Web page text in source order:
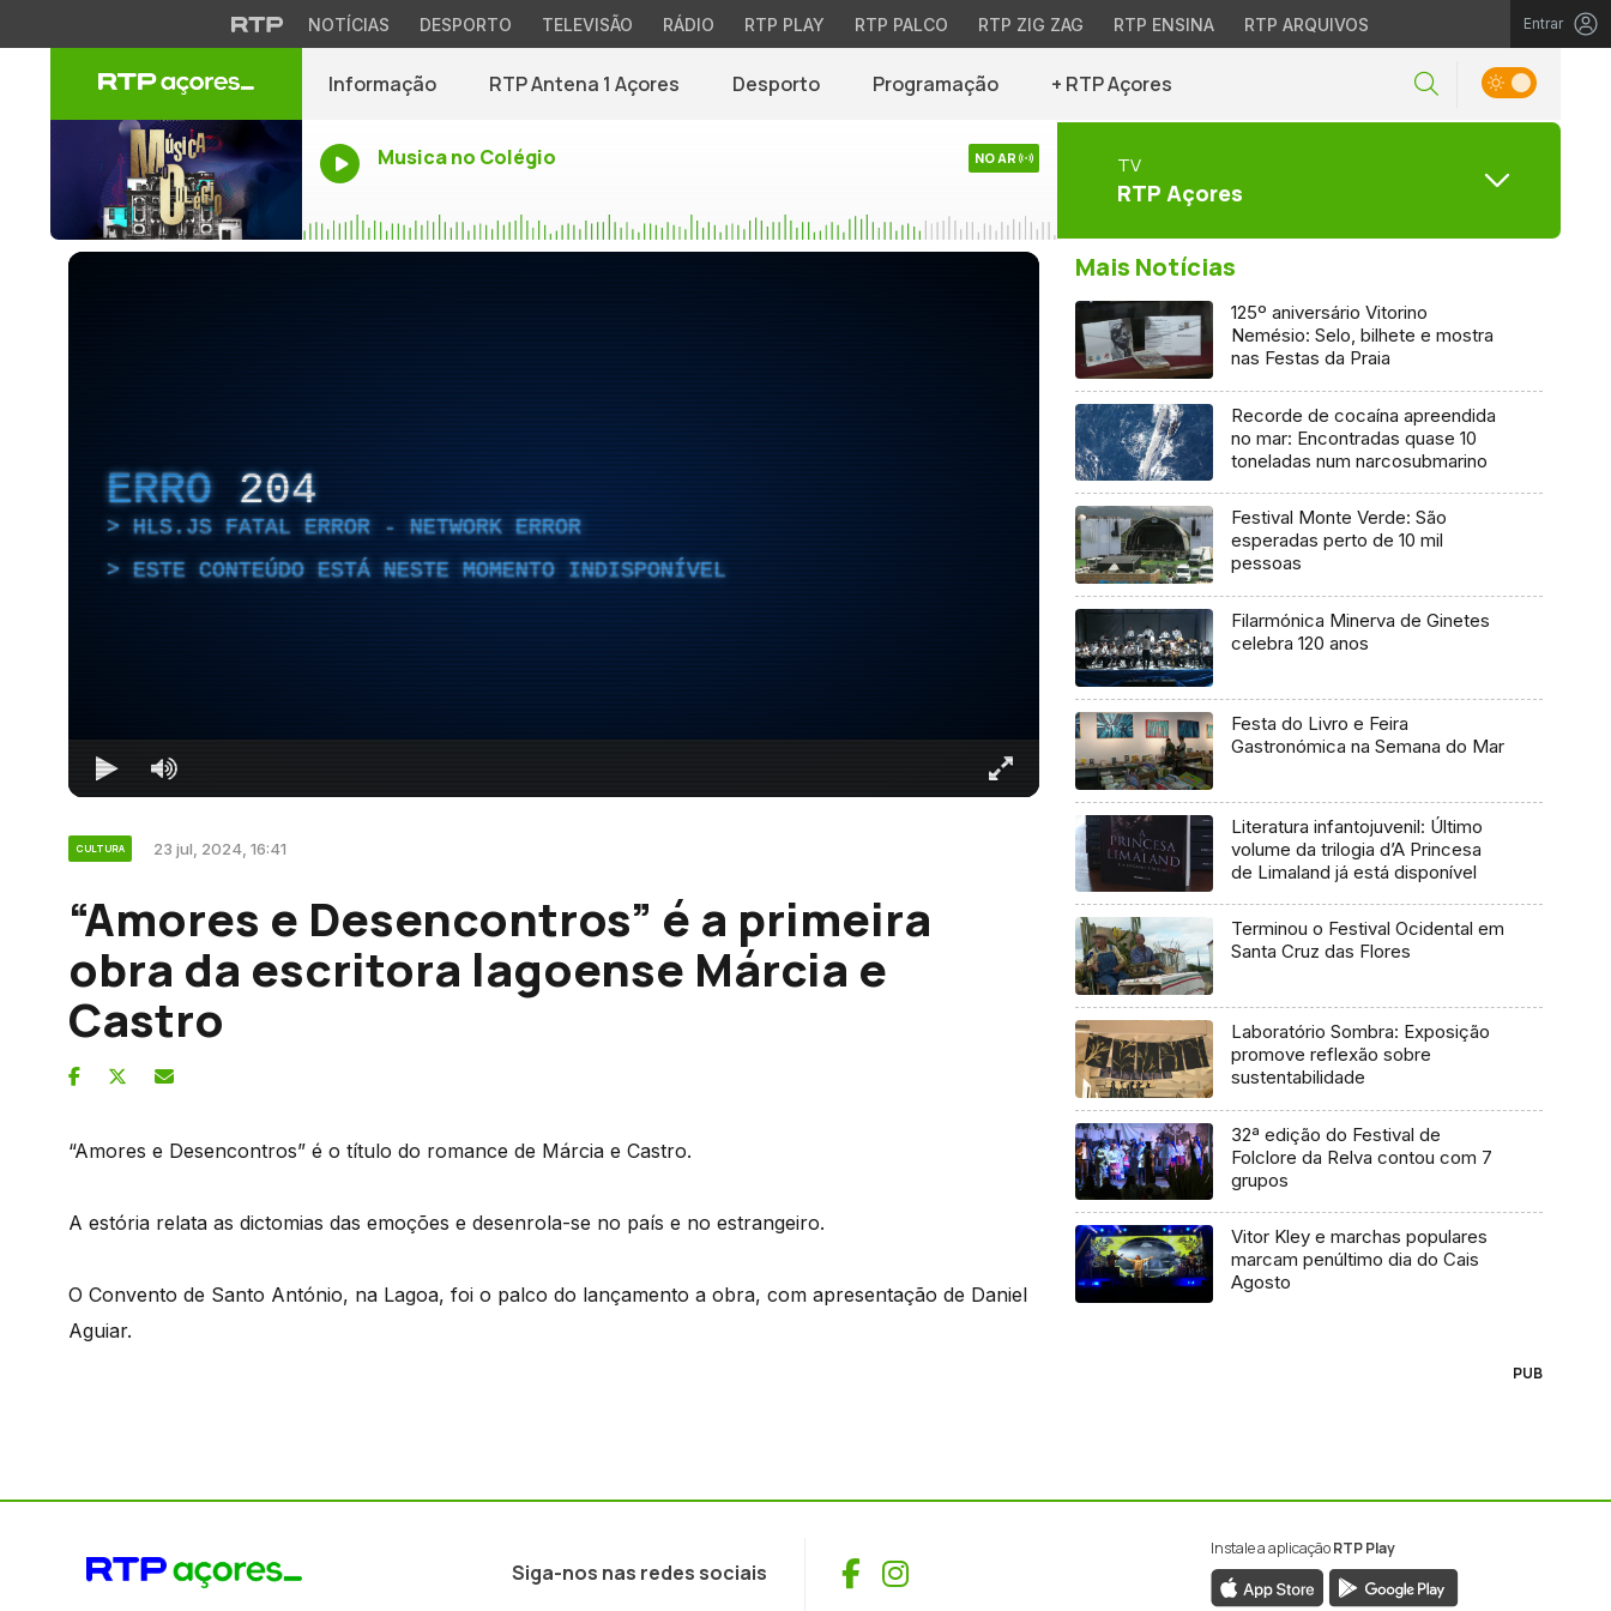
NOTÍCIAS DESPORTO TELEVISÃO RÁDIO RTP PLAY RTP PALCO RTP ZIG ZAG RTP ENSINA RTP ARQUIVOS Entrar
Informação RTP Antena 1 Açores Desporto Programação + RTP Açores
Musica no Colégio NO AR TV
RTP Açores
ERRO 204
HLS.JS FATAL ERROR - NETWORK ERROR
ESTE CONTEÚDO ESTÁ NESTE MOMENTO INDISPONÍVEL
CULTURA 23 jul, 2024, 16:41
“Amores e Desencontros” é a primeira
obra da escritora lagoense Márcia e
Castro
“Amores e Desencontros” é o título do romance de Márcia e Castro.
A estória relata as dictomias das emoções e desenrola-se no país e no estrangeiro.
O Convento de Santo António, na Lagoa, foi o palco do lançamento a obra, com apresentação de Daniel
Aguiar.
Mais Notícias
125º aniversário Vitorino
Nemésio: Selo, bilhete e mostra
nas Festas da Praia
Recorde de cocaína apreendida
no mar: Encontradas quase 10
toneladas num narcosubmarino
Festival Monte Verde: São
esperadas perto de 10 mil
pessoas
Filarmónica Minerva de Ginetes
celebra 120 anos
Festa do Livro e Feira
Gastronómica na Semana do Mar
Literatura infantojuvenil: Último
volume da trilogia d’A Princesa
de Limaland já está disponível
Terminou o Festival Ocidental em
Santa Cruz das Flores
Laboratório Sombra: Exposição
promove reflexão sobre
sustentabilidade
32ª edição do Festival de
Folclore da Relva contou com 7
grupos
Vitor Kley e marchas populares
marcam penúltimo dia do Cais
Agosto
PUB
Siga-nos nas redes sociais Facebook
Instagram
Instale a aplicaçãoRTP Play